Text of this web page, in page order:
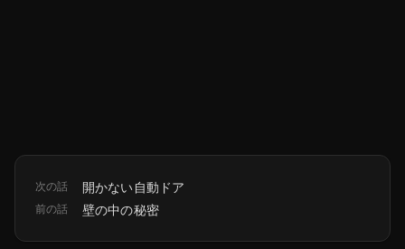
次の話 開かない自動ドア
前の話 壁の中の秘密